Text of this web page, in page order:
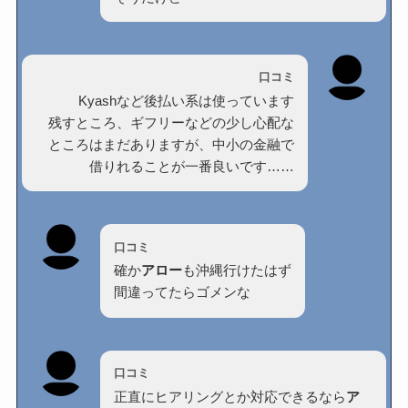
口コミ
Kyashなど後払い系は使っています
残すところ、ギフリーなどの少し心配な
ところはまだありますが、中小の金融で
借りれることが一番良いです……
口コミ
確かアローも沖縄行けたはず
間違ってたらゴメンな
口コミ
正直にヒアリングとか対応できるならア